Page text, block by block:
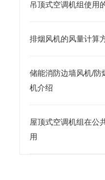
吊顶式空调机组使用
排烟风机的风量计算
储能消防边墙风机/防
机介绍
屋顶式空调机组在公
用